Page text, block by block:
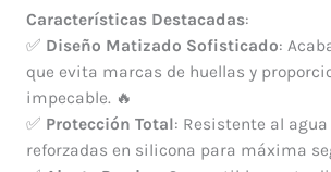
Características Destacadas:
✅ Diseño Matizado Sofisticado:
que evita marcas de huellas y
impecable. 🔥
✅ Protección Total: Resistente al
reforzadas en silicona para máxima